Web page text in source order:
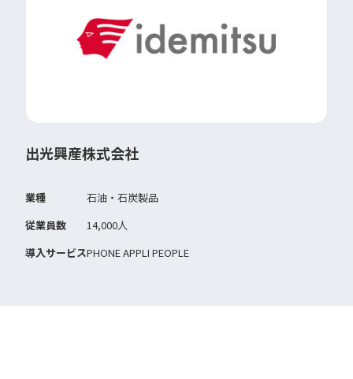
出光興産株式会社
業種
石油・石炭製品
従業員数
14,000人
導入サービスPHONE APPLI PEOPLE